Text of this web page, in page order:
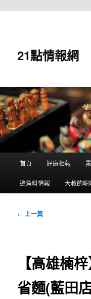
21點情報網
首頁 好康相報
邊角料情報 大叔的呢
文← 上一篇
【高雄楠
省麵(藍田